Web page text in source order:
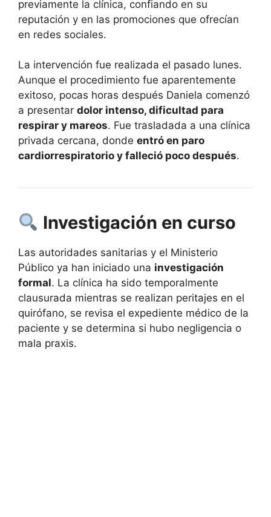
previamente la clínica, confiando en su
reputación y en las promociones que ofrecían
en redes sociales.
La intervención fue realizada el pasado lunes.
Aunque el procedimiento fue aparentemente
exitoso, pocas horas después Daniela comenzó
a presentar dolor intenso, dificultad para
respirar y mareos. Fue trasladada a una clínica
privada cercana, donde entró en paro
cardiorrespiratorio y falleció poco después.
Investigación en curso
Las autoridades sanitarias y el Ministerio
Público ya han iniciado una investigación
formal. La clínica ha sido temporalmente
clausurada mientras se realizan peritajes en el
quirófano, se revisa el expediente médico de la
paciente y se determina si hubo negligencia o
mala praxis.